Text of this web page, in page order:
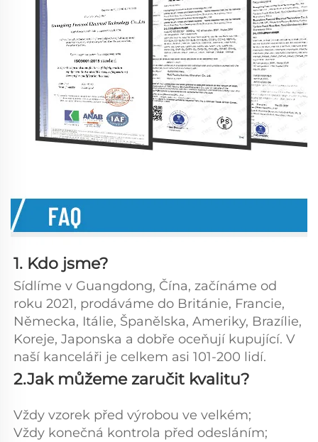
1. Kdo jsme?
Sídlíme v Guangdong, Čína, začínáme od
roku 2021, prodáváme do Británie, Francie,
Německa, Itálie, Španělska, Ameriky, Brazílie,
Koreje, Japonska a dobře oceňují kupující. V
naší kanceláři je celkem asi 101-200 lidí.
2.Jak můžeme zaručit kvalitu?
Vždy vzorek před výrobou ve velkém;
Vždy konečná kontrola před odesláním;